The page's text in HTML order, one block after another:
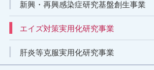
新興・再興感染症研究基盤創生事業
エイズ対策実用化研究事業
肝炎等克服実用化研究事業